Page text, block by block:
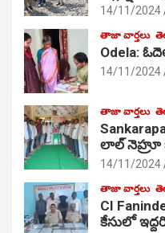
14/11/2024
తాజా వార్తలు
Odela:
14/11/2024
తాజా వార్తలు
లాల్ నెహ్రూ
14/11/2024
తాజా వార్తలు
CI
కేసులో